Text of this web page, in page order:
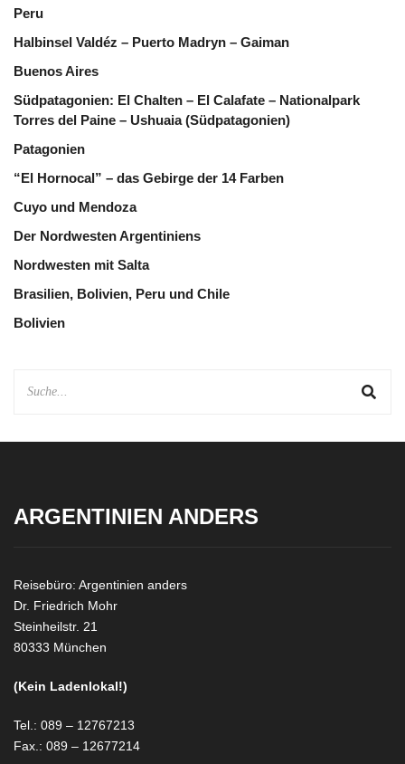
Peru
Halbinsel Valdéz – Puerto Madryn – Gaiman
Buenos Aires
Südpatagonien: El Chalten – El Calafate – Nationalpark
Torres del Paine – Ushuaia (Südpatagonien)
Patagonien
“El Hornocal” – das Gebirge der 14 Farben
Cuyo und Mendoza
Der Nordwesten Argentiniens
Nordwesten mit Salta
Brasilien, Bolivien, Peru und Chile
Bolivien
ARGENTINIEN ANDERS
Reisebüro: Argentinien anders
Dr. Friedrich Mohr
Steinheilstr. 21
80333 München
(Kein Ladenlokal!)
Tel.: 089 – 12767213
Fax.: 089 – 12677214